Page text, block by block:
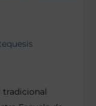
tradicional